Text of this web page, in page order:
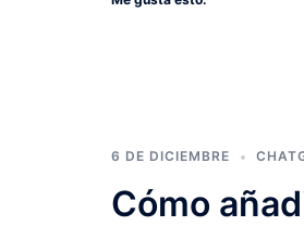
6 DE DICIEMBRE
Cómo